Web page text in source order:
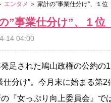
エンタメ ＞ 家計の”事業仕分け”、１
”事業仕分け”、１
14 04:00
足された鳩山政権の公約の
仕分け”。今月末に始まる第
『女っぷり向上委員会』で